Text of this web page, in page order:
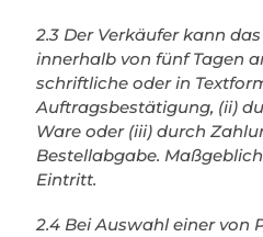
2.3 Der Verkäufer kann
innerhalb von fünf Tagen
schriftliche oder in
Auftragsbestätigung, (ii)
Ware oder (iii) durch
Bestellabgabe.
Eintritt.
2.4 Bei Auswahl einer von